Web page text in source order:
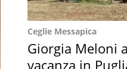
Ceglie Messapica
Giorgia Meloni
vacanza in